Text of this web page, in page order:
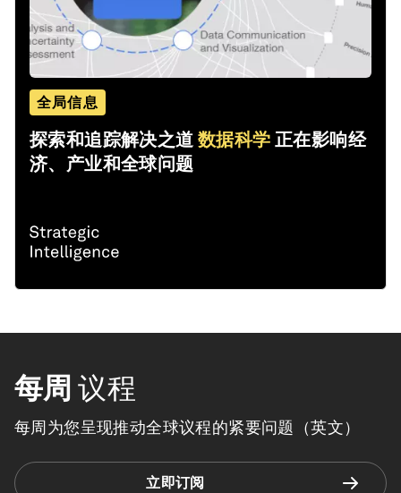
全局信息
探索和追踪解决之道数据科学 正在影响经
济、产业和全球问题
每周 议程
每周为您呈现推动全球议程的紧要问题（英文）
立即订阅